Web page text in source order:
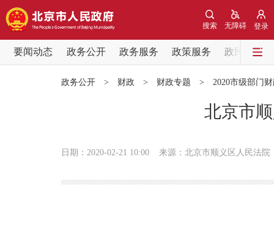
登录
无障碍
搜索
要闻动态 政务公开 政务服务 政策服务
政民互动
政务公开 > 财政 > 财政专题 > 2020市级部门
北京市
日期：2020-02-21 10:00 来源：北京市顺义区人民法院